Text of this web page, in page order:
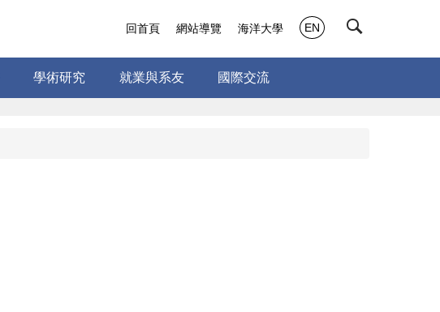
學術研究 就業與系友 國際交流
回首頁 網站導覽 海洋大學 EN